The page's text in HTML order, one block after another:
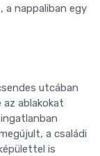
nappaliban egy
utcában
az ablakokat
a családi
is